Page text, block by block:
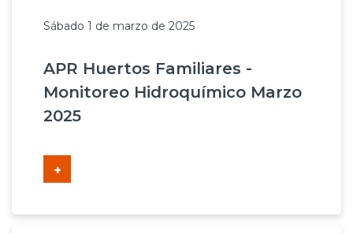
Sábado 1 de marzo de 2025
APR Huertos Familiares -
Monitoreo Hidroquímico Marzo
2025
+